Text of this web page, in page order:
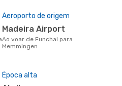
Aeroporto de origem
Madeira Airport
Ao voar de Funchal para
Memmingen
Época alta